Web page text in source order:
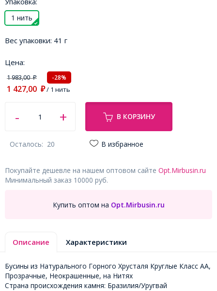
1 нить
Вес упаковки: 41 г
Цена:
1 983,00₽ -28%
1 427,00 ₽/ 1 нить
В КОРЗИНУ
Осталось: 20 В избранное
Покупайте дешевле на нашем оптовом сайте Opt.Mirbusin.ru
Минимальный заказ 10000 руб.
Купить оптом на Opt.Mirbusin.ru
Описание Характеристики
Бусины из Натурального Горного Хрусталя Круглые Класс АА,
Прозрачные, Неокрашенные, на Нитях
Страна происхождения камня: Бразилия/Уругвай